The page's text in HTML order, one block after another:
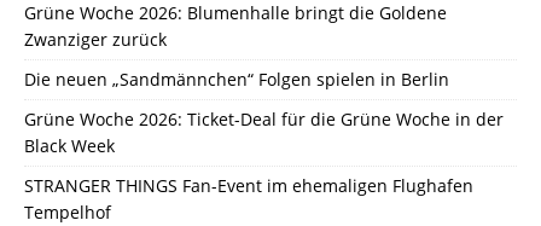
Grüne Woche 2026: Blumenhalle bringt die Goldene
Zwanziger zurück
Die neuen „Sandmännchen“ Folgen spielen in Berlin
Grüne Woche 2026: Ticket-Deal für die Grüne Woche in der
Black Week
STRANGER THINGS Fan-Event im ehemaligen Flughafen
Tempelhof